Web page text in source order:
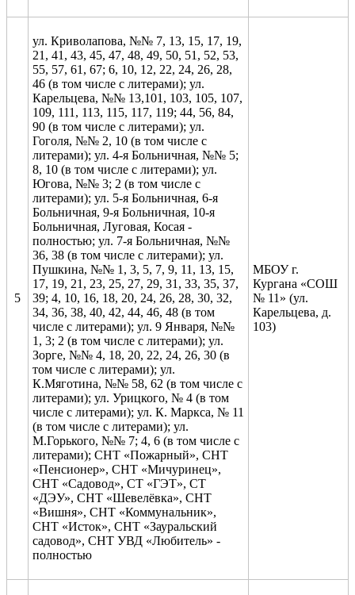
5
ул. Криволапова, №№ 7, 13, 15, 17, 19,
21, 41, 43, 45, 47, 48, 49, 50, 51, 52, 53,
55, 57, 61, 67; 6, 10, 12, 22, 24, 26, 28,
46 (в том числе с литерами); ул.
Карельцева, №№ 13,101, 103, 105, 107,
109, 111, 113, 115, 117, 119; 44, 56, 84,
90 (в том числе с литерами); ул.
Гоголя, №№ 2, 10 (в том числе с
литерами); ул. 4-я Больничная, №№ 5;
8, 10 (в том числе с литерами); ул.
Югова, №№ 3; 2 (в том числе с
литерами); ул. 5-я Больничная, 6-я
Больничная, 9-я Больничная, 10-я
Больничная, Луговая, Косая -
полностью; ул. 7-я Больничная, №№
36, 38 (в том числе с литерами); ул.
Пушкина, №№ 1, 3, 5, 7, 9, 11, 13, 15,
17, 19, 21, 23, 25, 27, 29, 31, 33, 35, 37,
39; 4, 10, 16, 18, 20, 24, 26, 28, 30, 32,
34, 36, 38, 40, 42, 44, 46, 48 (в том
числе с литерами); ул. 9 Января, №№
1, 3; 2 (в том числе с литерами); ул.
Зорге, №№ 4, 18, 20, 22, 24, 26, 30 (в
том числе с литерами); ул.
К.Мяготина, №№ 58, 62 (в том числе с
литерами); ул. Урицкого, № 4 (в том
числе с литерами); ул. К. Маркса, № 11
(в том числе с литерами); ул.
М.Горького, №№ 7; 4, 6 (в том числе с
литерами); СНТ «Пожарный», СНТ
«Пенсионер», СНТ «Мичуринец»,
СНТ «Садовод», СТ «ГЭТ», СТ
«ДЭУ», СНТ «Шевелёвка», СНТ
«Вишня», СНТ «Коммунальник»,
СНТ «Исток», СНТ «Зауральский
садовод», СНТ УВД «Любитель» -
полностью
МБОУ г.
Кургана «СОШ
№ 11» (ул.
Карельцева, д.
103)